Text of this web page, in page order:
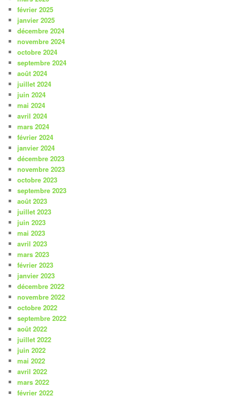
février 2025
janvier 2025
décembre 2024
novembre 2024
octobre 2024
septembre 2024
août 2024
juillet 2024
juin 2024
mai 2024
avril 2024
mars 2024
février 2024
janvier 2024
décembre 2023
novembre 2023
octobre 2023
septembre 2023
août 2023
juillet 2023
juin 2023
mai 2023
avril 2023
mars 2023
février 2023
janvier 2023
décembre 2022
novembre 2022
octobre 2022
septembre 2022
août 2022
juillet 2022
juin 2022
mai 2022
avril 2022
mars 2022
février 2022